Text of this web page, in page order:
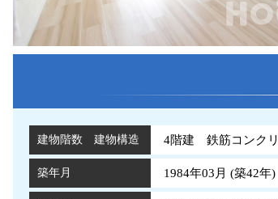
建物階数 建物構造 4階建 鉄筋コンク
築年月 1984年03月 (築42年)